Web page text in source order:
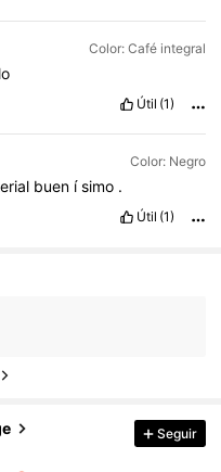
Color: Café integral
Útil (1)
Color: Negro
buen ísimo .
Útil (1)
Seguir